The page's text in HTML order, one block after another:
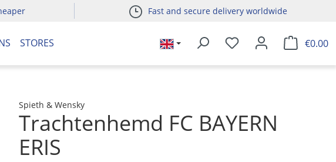
Fast and secure delivery worldwide
STORES €0.00
Spieth & Wensky
Trachtenhemd FC BAYERN
ERIS